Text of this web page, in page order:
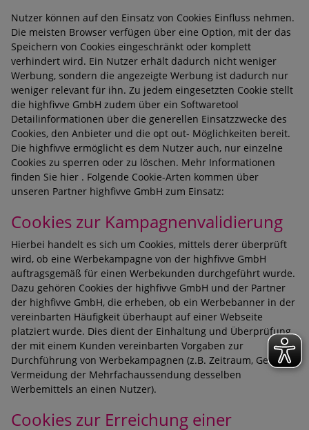
Nutzer können auf den Einsatz von Cookies Einfluss nehmen.
Die meisten Browser verfügen über eine Option, mit der das
Speichern von Cookies eingeschränkt oder komplett
verhindert wird. Ein Nutzer erhält dadurch nicht weniger
Werbung, sondern die angezeigte Werbung ist dadurch nur
weniger relevant für ihn. Zu jedem eingesetzten Cookie stellt
die highfivve GmbH zudem über ein Softwaretool
Detailinformationen über die generellen Einsatzzwecke des
Cookies, den Anbieter und die opt out- Möglichkeiten bereit.
Die highfivve ermöglicht es dem Nutzer auch, nur einzelne
Cookies zu sperren oder zu löschen. Mehr Informationen
finden Sie hier . Folgende Cookie-Arten kommen über
unseren Partner highfivve GmbH zum Einsatz:
Cookies zur Kampagnenvalidierung
Hierbei handelt es sich um Cookies, mittels derer überprüft
wird, ob eine Werbekampagne von der highfivve GmbH
auftragsgemäß für einen Werbekunden durchgeführt wurde.
Dazu gehören Cookies der highfivve GmbH und der Partner
der highfivve GmbH, die erheben, ob ein Werbebanner in der
vereinbarten Häufigkeit überhaupt auf einer Webseite
platziert wurde. Dies dient der Einhaltung und Überprüfung
der mit einem Kunden vereinbarten Vorgaben zur
Durchführung von Werbekampagnen (z.B. Zeitraum, Gebiet,
Vermeidung der Mehrfachaussendung desselben
Werbemittels an einen Nutzer).
Cookies zur Erreichung einer